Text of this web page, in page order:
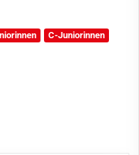
C-Juniorinnen